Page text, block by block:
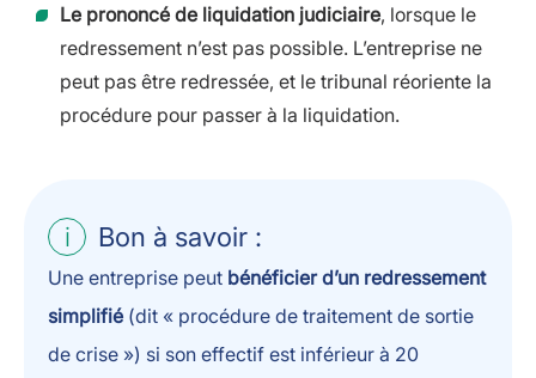
Le prononcé de liquidation judiciaire, lorsque le
redressement n’est pas possible. L’entreprise ne
peut pas être redressée, et le tribunal réoriente la
procédure pour passer à la liquidation.
Bon à savoir :
Une entreprise peut bénéficier d’un redressement
simplifié (dit « procédure de traitement de sortie
de crise ») si son effectif est inférieur à 20